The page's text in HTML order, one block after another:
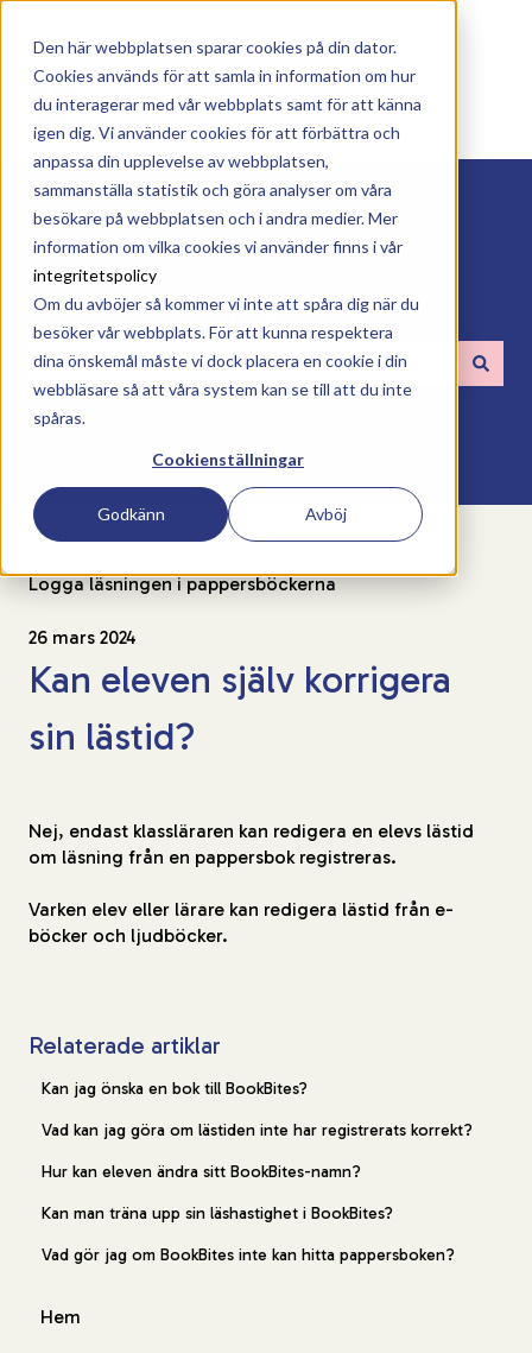
Den här webbplatsen sparar cookies på din dator.
Cookies används för att samla in information om hur
du interagerar med vår webbplats samt för att känna
igen dig. Vi använder cookies för att förbättra och
anpassa din upplevelse av webbplatsen,
sammanställa statistik och göra analyser om våra
besökare på webbplatsen och i andra medier. Mer
information om vilka cookies vi använder finns i vår
integritetspolicy
Om du avböjer så kommer vi inte att spåra dig när du
besöker vår webbplats. För att kunna respektera
dina önskemål måste vi dock placera en cookie i din
webbläsare så att våra system kan se till att du inte
spåras.
Cookienställningar
Godkänn Avböj
Hur kan vi hjälpa dig?
Det finns inga förslag eftersom sökfältet är tomt.
BookBites Help Center
Logga läsningen i pappersböckerna
26 mars 2024
Kan eleven själv korrigera
sin lästid?
Nej, endast klassläraren kan redigera en elevs lästid
om läsning från en pappersbok registreras.
Varken elev eller lärare kan redigera lästid från e-
böcker och ljudböcker.
Relaterade artiklar
Kan jag önska en bok till BookBites?
Vad kan jag göra om lästiden inte har registrerats korrekt?
Hur kan eleven ändra sitt BookBites-namn?
Kan man träna upp sin läshastighet i BookBites?
Vad gör jag om BookBites inte kan hitta pappersboken?
Hem